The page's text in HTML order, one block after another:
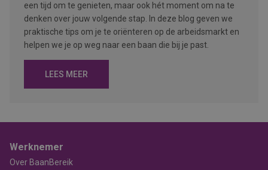
een tijd om te genieten, maar ook hét moment om na te
denken over jouw volgende stap. In deze blog geven we
praktische tips om je te oriënteren op de arbeidsmarkt en
helpen we je op weg naar een baan die bij je past.
LEES MEER
Werknemer
Over BaanBereik